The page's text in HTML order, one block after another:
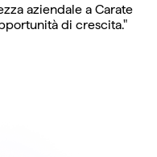
aziendale a Carate
di crescita."